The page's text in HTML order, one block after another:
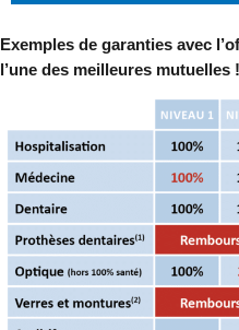
Exemples de garanties avec
l’une des meilleures mutuelles